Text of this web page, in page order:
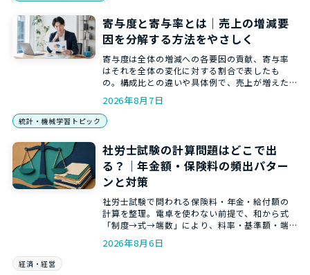
寄与度と寄与率とは｜売上の増減要
因を分解する方法をやさしく
寄与度は全体の増減への各要因の貢献、寄与率
はそれを全体の変化に対する割合で表したも
の。構成比との違いや具体例で、売上が増えた
理由を要因ごとに分解する方法を、和からの統
計講師がやさしく解説します。
2026年8月7日
統計・機械学習トピック
社労士試験の計算問題はどこで出
る？｜年金額・保険料の頻出パター
ンと対策
社労士試験で問われる保険料・年金・給付額の
計算を整理。電卓を使わない前提で、和から式
「制度→式→端数」により、料率・基準額・端
数処理の取り違えを防ぐ方法を解説します。
2026年8月6日
経済・経営